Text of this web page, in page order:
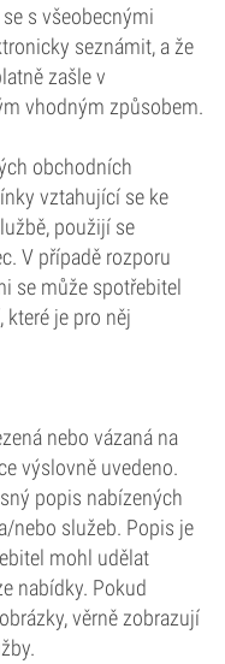
s všeobecnými
seznámit, a že
zašle v
vhodným způsobem.
obchodních
vztahující se ke
použijí se
V případě rozporu
se může spotřebitel
je pro něj
nebo vázaná na
výslovně uvedeno.
popis nabízených
nebo služeb. Popis je
mohl udělat
nabídky. Pokud
věrně zobrazují